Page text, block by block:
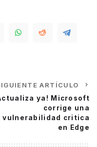
ARTÍCULO
ya! Microsoft
corrige una
vulnerabilidad critica
en Edge